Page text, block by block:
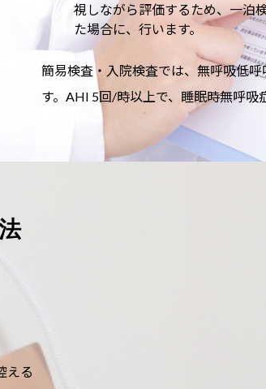
視しながら評価するため、一泊
た場合に、行います。
簡易検査・入院検査では、無呼吸低
す。AHI 5回/時以上で、睡眠時無呼吸
える